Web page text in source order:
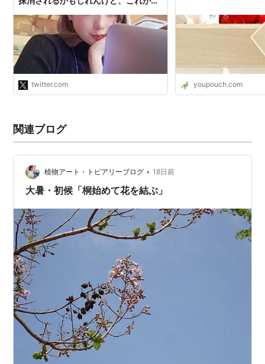
酒を飲ませられ、お客さんとお風呂入
りという名の混浴を強いられた(全力で
逃げたけど)。これが本当に伝統文化な
のか今一度かんがえていただきたい。
写真はお客さんと山崎18年一気飲み大
会で勝利した時と飲酒
https://t.co/0kdXDZHML8」 /
twitter.com youpouch.com
関連ブログ
植物アート・トピアリーブログ • 18日前
大暑・初候「桐始めて花を結ぶ」